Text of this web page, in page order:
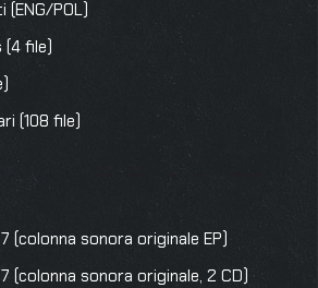
POL)
file)
(108 file)
(colonna sonora originale EP)
(colonna sonora originale, 2 CD)